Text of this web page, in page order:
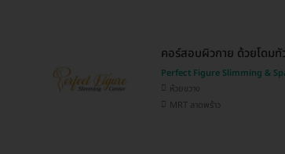
คอร์สอบผิวกาย ด้วยโดม
Perfect Figure Slimming &
ห้วยขวาง
MRT ลาดพร้าว